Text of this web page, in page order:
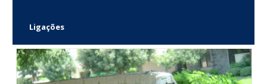
Ligações